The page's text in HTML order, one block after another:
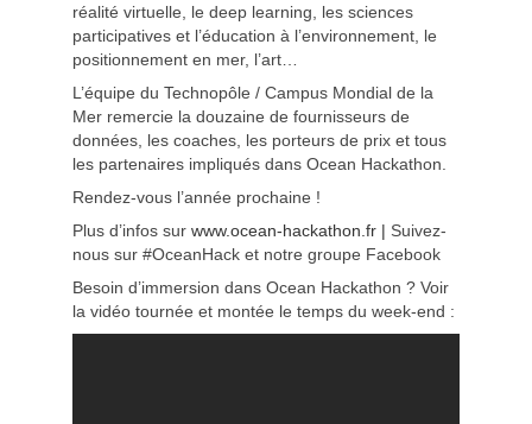
réalité virtuelle, le deep learning, les sciences
participatives et l’éducation à l’environnement, le
positionnement en mer, l’art…
L’équipe du Technopôle / Campus Mondial de la
Mer remercie la douzaine de fournisseurs de
données, les coaches, les porteurs de prix et tous
les partenaires impliqués dans Ocean Hackathon.
Rendez-vous l’année prochaine !
Plus d’infos surwww.ocean-hackathon.fr | Suivez-
nous sur #OceanHack et notre groupe Facebook
Besoin d’immersion dans Ocean Hackathon ? Voir
la vidéo tournée et montée le temps du week-end :